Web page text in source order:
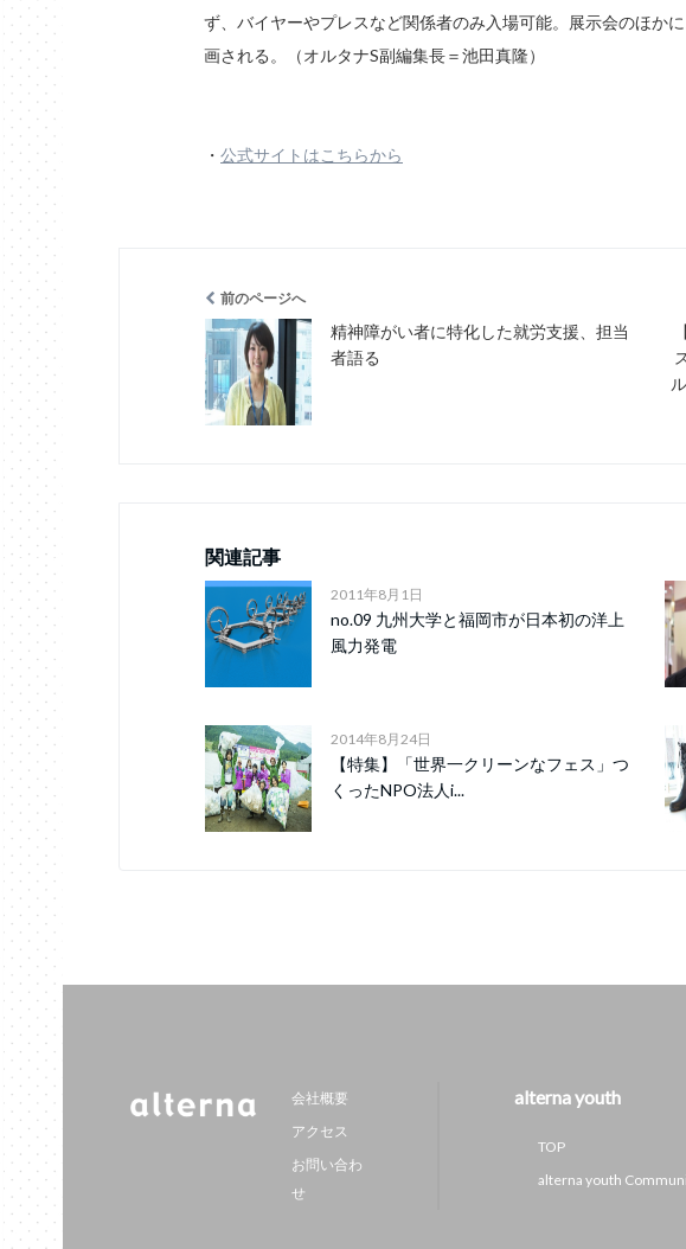
ず、バイヤーやプレスなど関係者のみ入場可能。展示会のほか
画される。（オルタナS副編集長＝池田真隆）
・ 公式サイトはこちらから
前のページへ
精神障がい者に特化した就労支援、担当
者語る
関連記事
2011年8月1日
no.09 九州大学と福岡市が日本初の洋上
風力発電
2014年8月24日
【特集】「世界一クリーンなフェス」つ
くったNPO法人i...
会社概要
アクセス
お問い合わ
せ
alterna youth
TOP
alterna youth